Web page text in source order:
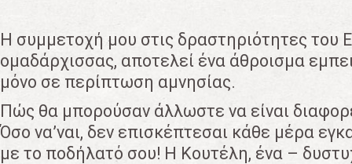
Η συμμετοχή μου στις δραστηριότητες του
ομαδάρχισσας, αποτελεί ένα άθροισμα
μόνο σε περίπτωση αμνησίας.
Πώς θα μπορούσαν άλλωστε να είναι
Όσο να’ναι, δεν επισκέπτεσαι κάθε μέρα
με το ποδήλατό σου! Η Κουτέλη, ένα –